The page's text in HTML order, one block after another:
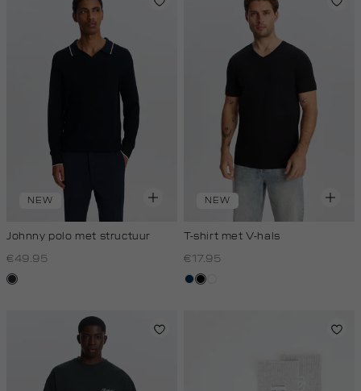
NEW
Johnny polo met structuur
€49.95
blauw,
NEW
T-shirt met V-hals
€17.95
donkerblauw
zwart